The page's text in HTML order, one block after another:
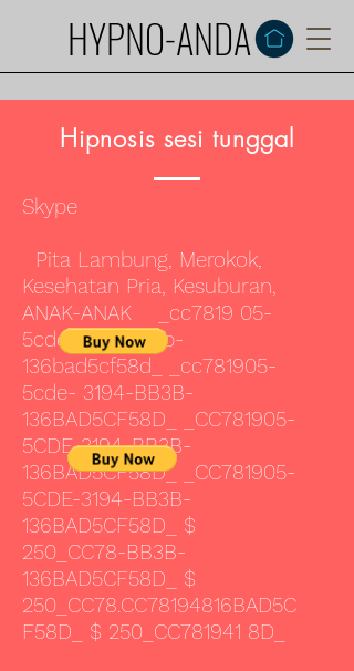
HYPNO-ANDA
Hipnosis sesi tunggal
Skype
Pita Lambung, Merokok,
Kesehatan Pria, Kesuburan,
ANAK-ANAK _cc7819 05-
5cde-3194-bb3b-
136bad5cf58d_ _cc781905-
5cde- 3194-BB3B-
136BAD5CF58D_ _CC781905-
5CDE-3194-BB3B-
136BAD5CF58D_ _CC781905-
5CDE-3194-BB3B-
136BAD5CF58D_ $
250_CC78-BB3B-
136BAD5CF58D_ $
250_CC78.CC78194816BAD5C
F58D_ $ 250_CC781941 8D_